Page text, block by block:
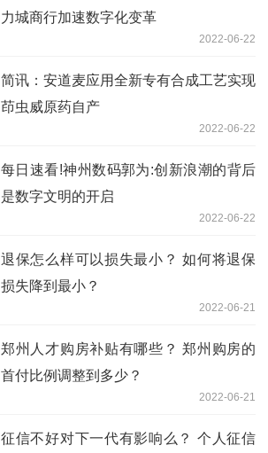
力城商行加速数字化变革
2022-06-22
简讯：安道麦应用全新专有合成工艺实现
茚虫威原药自产
2022-06-22
每日速看!神州数码郭为:创新浪潮的背后
是数字文明的开启
2022-06-22
退保怎么样可以损失最小？ 如何将退保
损失降到最小？
2022-06-21
郑州人才购房补贴有哪些？ 郑州购房的
首付比例调整到多少？
2022-06-21
征信不好对下一代有影响么？ 个人征信